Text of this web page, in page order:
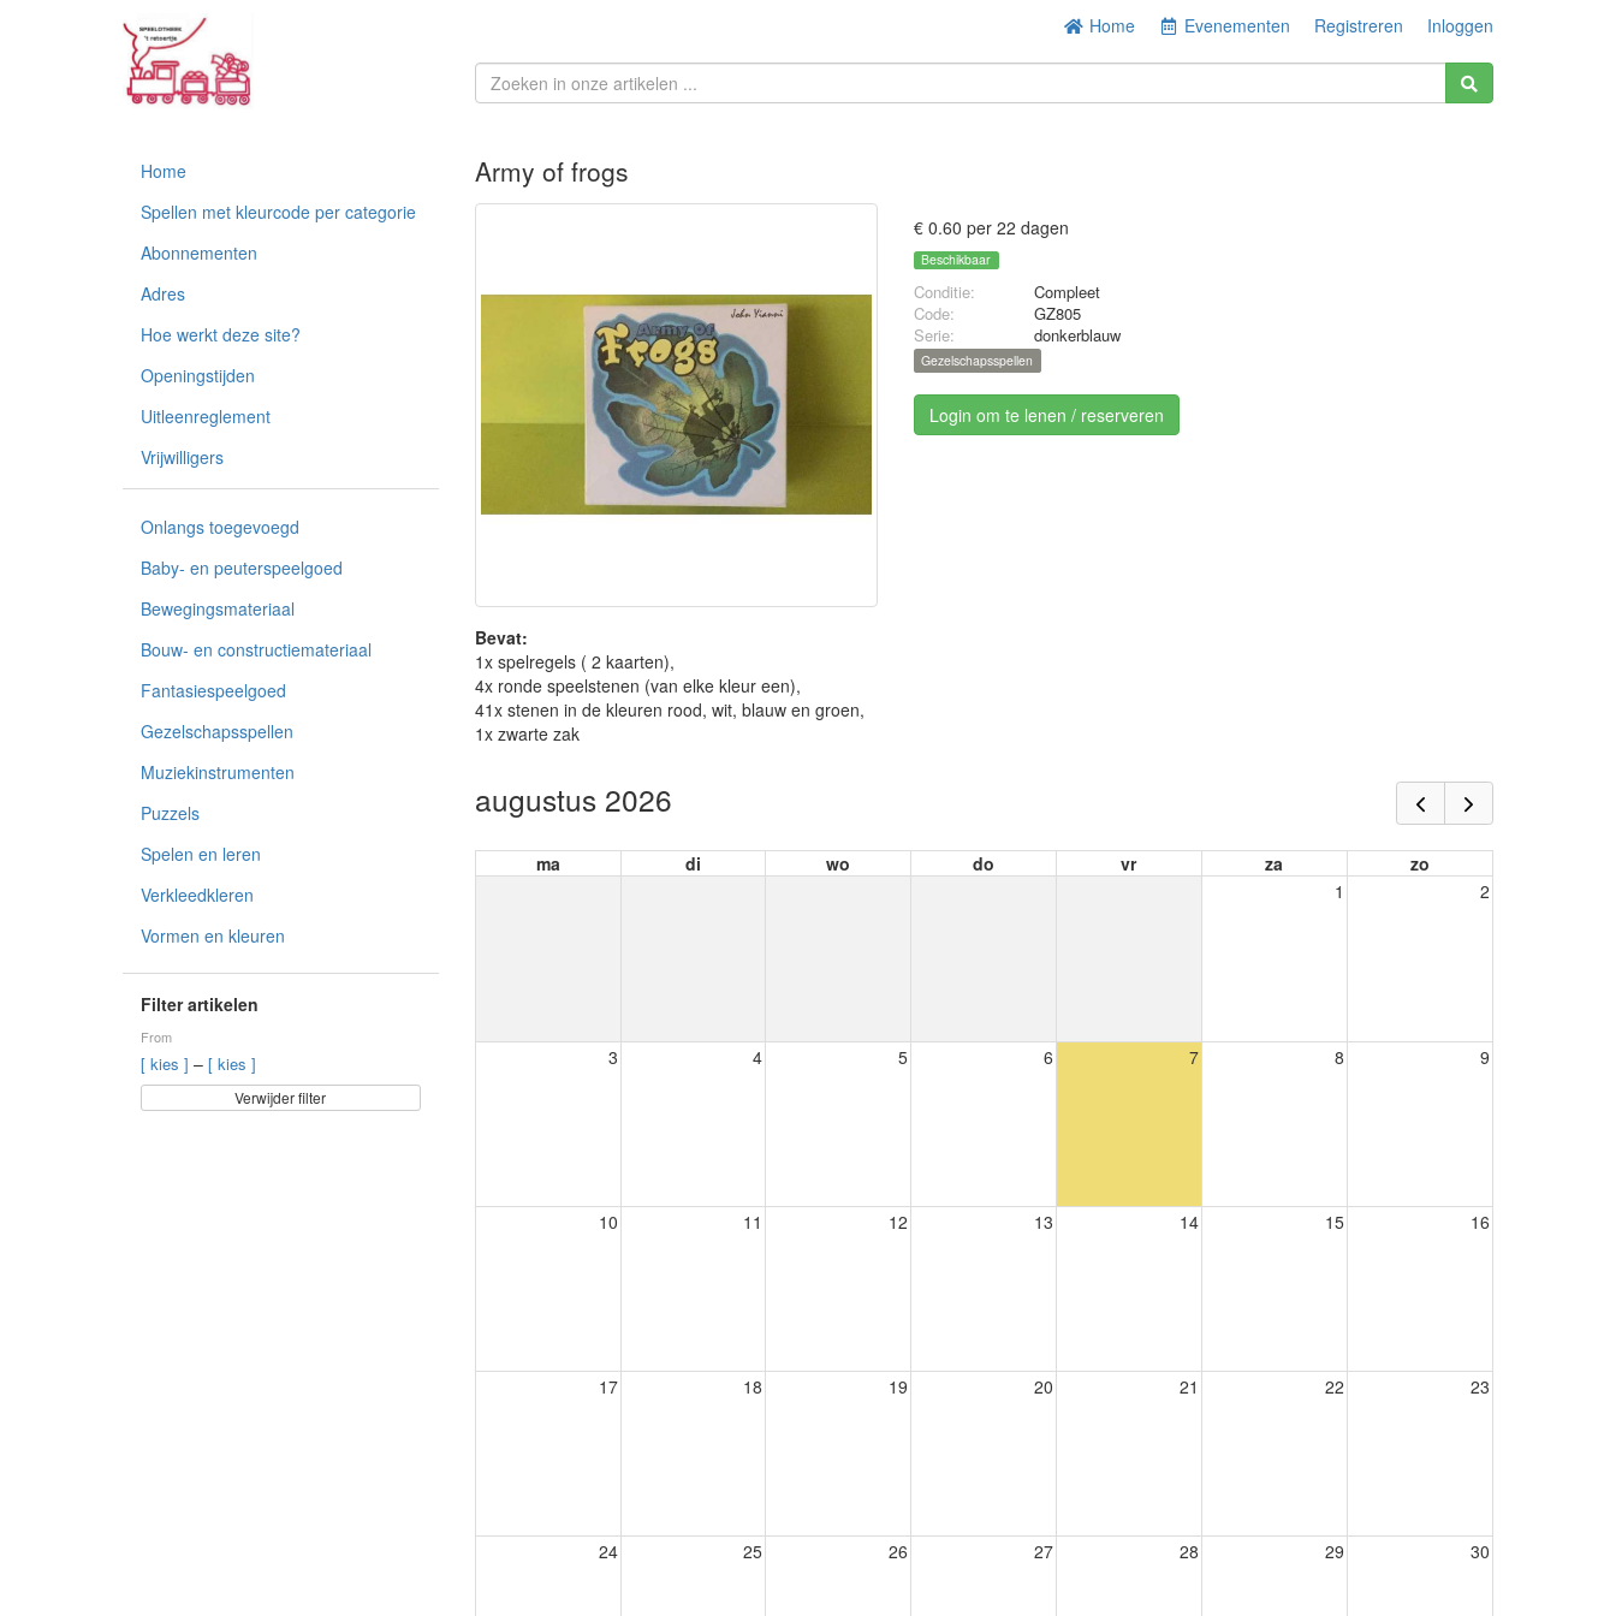
Home Evenementen Registreren Inloggen
Home
Spellen met kleurcode per categorie
Abonnementen
Adres
Hoe werkt deze site?
Openingstijden
Uitleenreglement
Vrijwilligers
Onlangs toegevoegd
Baby- en peuterspeelgoed
Bewegingsmateriaal
Bouw- en constructiemateriaal
Fantasiespeelgoed
Gezelschapsspellen
Muziekinstrumenten
Puzzels
Spelen en leren
Verkleedkleren
Vormen en kleuren
Filter artikelen
From
[ kies ] – [ kies ]
Verwijder filter
Army of frogs
Bevat:
1x spelregels ( 2 kaarten),
4x ronde speelstenen (van elke kleur een),
41x stenen in de kleuren rood, wit, blauw en groen,
1x zwarte zak
€ 0.60 per 22 dagen
Beschikbaar
Conditie:
Compleet
Code:
GZ805
Serie:
donkerblauw
Gezelschapsspellen
Login om te lenen / reserveren
augustus 2026
ma di wo do vr za
zo
1
2
3 4 5 6 7 8 9
10 11 12 13 14 15 16
17 18 19 20 21 22 23
24 25 26 27 28 29 30